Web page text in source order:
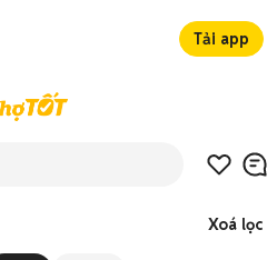
Tải app
Xoá lọc